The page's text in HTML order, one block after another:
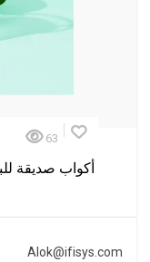
63
أكواب صديقة
Alok@ifisys.com